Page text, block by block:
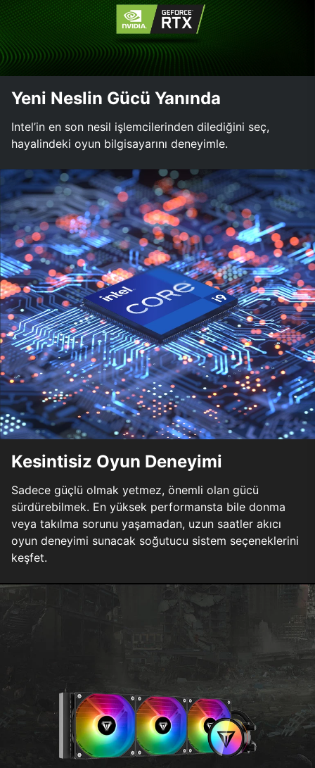
Yeni Neslin Gücü Yanında
Intel’in en son nesil işlemcilerinden dilediğini seç,
hayalindeki oyun bilgisayarını deneyimle.
Kesintisiz Oyun Deneyimi
Sadece güçlü olmak yetmez, önemli olan gücü
sürdürebilmek. En yüksek performansta bile donma
veya takılma sorunu yaşamadan, uzun saatler akıcı
oyun deneyimi sunacak soğutucu sistem seçeneklerini
keşfet.